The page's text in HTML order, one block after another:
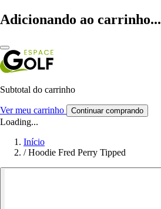
Adicionando ao carrinho...
Subtotal do carrinho
Ver meu carrinho Continuar comprando
Loading...
Início
/ Hoodie Fred Perry Tipped